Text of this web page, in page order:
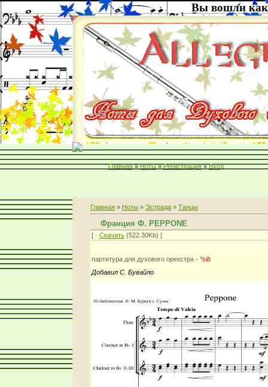
Вы вошли как
Главная » Ноты » Регистрация » Вход
Главная » Ноты » Эстрада » Танцы
Франция Ф. PEPPONE
[ · Скачать (522.30Kb) ]
партитура для духового оркестра - *sib
Добавил С. Бувайло